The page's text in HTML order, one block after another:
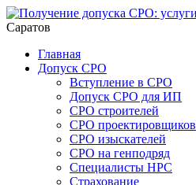
Саратов
Главная
Допуск СРО
Вступление в СРО
Допуск СРО для ИП
СРО строителей
СРО проектировщиков
СРО изыскателей
СРО на генподряд
Специалисты НРС
Страхование